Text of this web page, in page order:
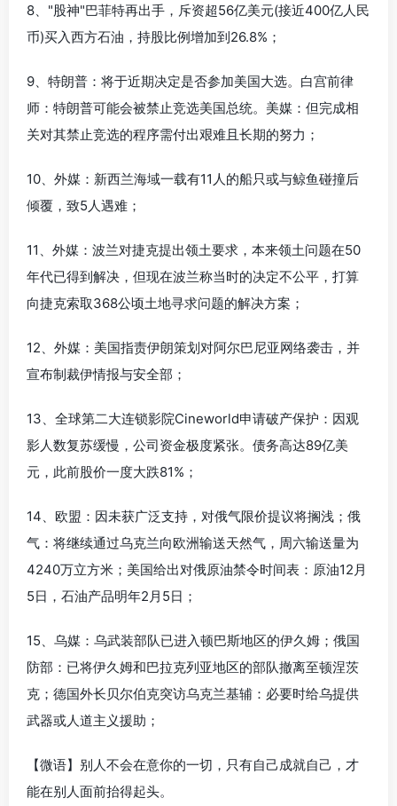
8、"股神"巴菲特再出手，斥资超56亿美元(接近400亿人民
币)买入西方石油，持股比例增加到26.8%；
9、特朗普：将于近期决定是否参加美国大选。白宫前律
师：特朗普可能会被禁止竞选美国总统。美媒：但完成相
关对其禁止竞选的程序需付出艰难且长期的努力；
10、外媒：新西兰海域一载有11人的船只或与鲸鱼碰撞后
倾覆，致5人遇难；
11、外媒：波兰对捷克提出领土要求，本来领土问题在50
年代已得到解决，但现在波兰称当时的决定不公平，打算
向捷克索取368公顷土地寻求问题的解决方案；
12、外媒：美国指责伊朗策划对阿尔巴尼亚网络袭击，并
宣布制裁伊情报与安全部；
13、全球第二大连锁影院Cineworld申请破产保护：因观
影人数复苏缓慢，公司资金极度紧张。债务高达89亿美
元，此前股价一度大跌81%；
14、欧盟：因未获广泛支持，对俄气限价提议将搁浅；俄
气：将继续通过乌克兰向欧洲输送天然气，周六输送量为
4240万立方米；美国给出对俄原油禁令时间表：原油12月
5日，石油产品明年2月5日；
15、乌媒：乌武装部队已进入顿巴斯地区的伊久姆；俄国
防部：已将伊久姆和巴拉克列亚地区的部队撤离至顿涅茨
克；德国外长贝尔伯克突访乌克兰基辅：必要时给乌提供
武器或人道主义援助；
【微语】别人不会在意你的一切，只有自己成就自己，才
能在别人面前抬得起头。